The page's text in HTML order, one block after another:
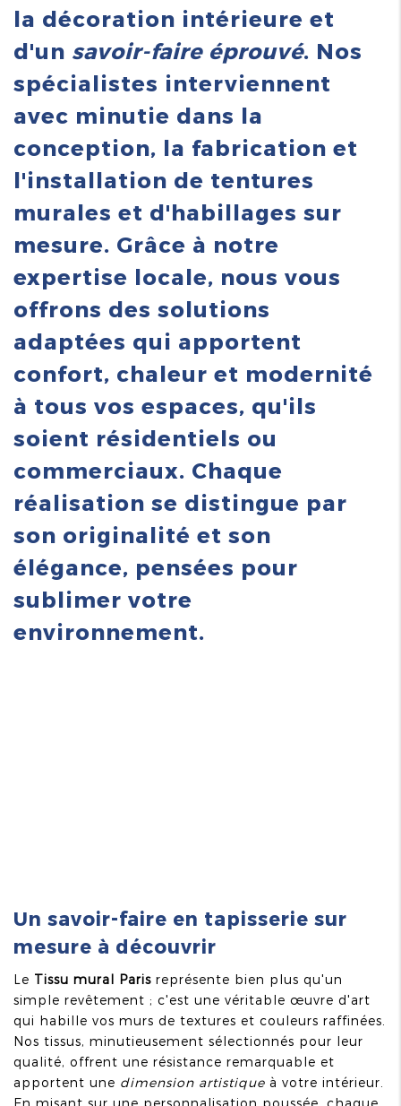
la décoration intérieure et
d'un savoir-faire éprouvé. Nos
spécialistes interviennent
avec minutie dans la
conception, la fabrication et
l'installation de tentures
murales et d'habillages sur
mesure. Grâce à notre
expertise locale, nous vous
offrons des solutions
adaptées qui apportent
confort, chaleur et modernité
à tous vos espaces, qu'ils
soient résidentiels ou
commerciaux. Chaque
réalisation se distingue par
son originalité et son
élégance, pensées pour
sublimer votre
environnement.
Un savoir-faire en tapisserie sur
mesure à découvrir
Le Tissu mural Paris représente bien plus qu'un
simple revêtement ; c'est une véritable œuvre d'art
qui habille vos murs de textures et couleurs raffinées.
Nos tissus, minutieusement sélectionnés pour leur
qualité, offrent une résistance remarquable et
apportent une dimension artistique à votre intérieur.